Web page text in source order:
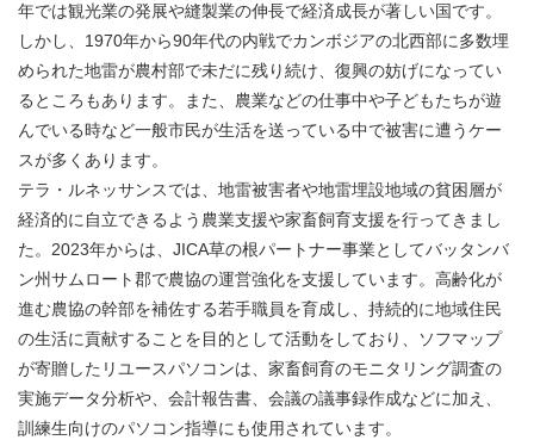
年では観光業の発展や縫製業の伸長で経済成長が著しい国です。
しかし、1970年から90年代の内戦でカンボジアの北西部に多数埋
められた地雷が農村部で未だに残り続け、復興の妨げになってい
るところもあります。また、農業などの仕事中や子どもたちが遊
んでいる時など一般市民が生活を送っている中で被害に遭うケー
スが多くあります。
テラ・ルネッサンスでは、地雷被害者や地雷埋設地域の貧困層が
経済的に自立できるよう農業支援や家畜飼育支援を行ってきまし
た。2023年からは、JICA草の根パートナー事業としてバッタンバ
ン州サムロート郡で農協の運営強化を支援しています。高齢化が
進む農協の幹部を補佐する若手職員を育成し、持続的に地域住民
の生活に貢献することを目的として活動をしており、ソフマップ
が寄贈したリユースパソコンは、家畜飼育のモニタリング調査の
実施データ分析や、会計報告書、会議の議事録作成などに加え、
訓練生向けのパソコン指導にも使用されています。